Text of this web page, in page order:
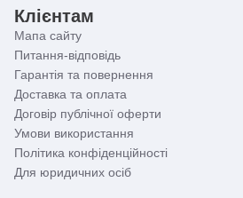
Клієнтам
Мапа сайту
Питання-відповідь
Гарантія та повернення
Доставка та оплата
Договір публічної оферти
Умови використання
Політика конфіденційності
Для юридичних осіб